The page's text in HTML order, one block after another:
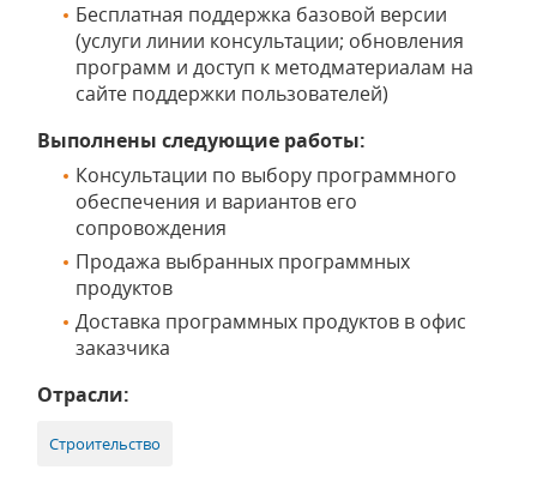
Бесплатная поддержка базовой версии
(услуги линии консультации; обновления
программ и доступ к методматериалам на
сайте поддержки пользователей)
Выполнены следующие работы:
Консультации по выбору программного
обеспечения и вариантов его
сопровождения
Продажа выбранных программных
продуктов
Доставка программных продуктов в офис
заказчика
Отрасли:
Строительство